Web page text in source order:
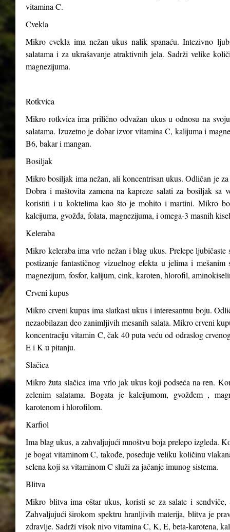
vitamina C.
Cvekla
Mikro cvekla ima nežan ukus nalik spanaću. Intezivno
salatama i za ukrašavanje atraktivnih jela. Sadrži velike
magnezijuma.
Rotkvica
Mikro rotkvica ima prilično odvažan ukus u odnosu na
salatama. Izuzetno je dobar izvor vitamina C, kalijuma i
B6, bakar i mangan.
Bosiljak
Mikro bosiljak ima nežan, ali koncentrisan ukus. Odličan je
Dobra i maštovita zamena na kapreze salati za bosiljak
koristiti i u koktelima kao što je mohito i martini. Mikro
kalcijuma, gvožđa, folata, magnezijuma, i omega-3 masnih
Keleraba
Mikro keleraba ima vrlo nežan i blag ukus. Prelepe
postizanje fantastičnog vizuelnog efekta u jelima i
magnezijum, fosfor, kalijum, cink, karoten, hlorofil,
Crveni kupus
Mikro crveni kupus ima slatkast ukus i interesantnu boju.
nezaobilazan deo zanimljivih mesanih salata. Mikro crveni
koncentraciju vitamin C, čak 40 puta veću od odraslog
E i K u pitanju.
Slačica
Mikro žuta slačica ima vrlo jak ukus koji podseća na ren.
zelenim salatama. Bogata je kalcijumom, gvožđem ,
karotenom i hlorofilom.
Karfiol
Ima blag ukus, a zahvaljujući mnoštvu boja prelepo izgleda.
je bogat vitaminom C, takođe, poseduje veliku količinu
selena koji sa vitaminom C služi za jačanje imunog sistema.
Blitva
Mikro blitva ima oštar ukus, koristi se za salate i
Zahvaljujući širokom spektru hranljivih materija, blitva je
zdravlje. Sadrži visok nivo vitamina C, K, E, beta-karotena,